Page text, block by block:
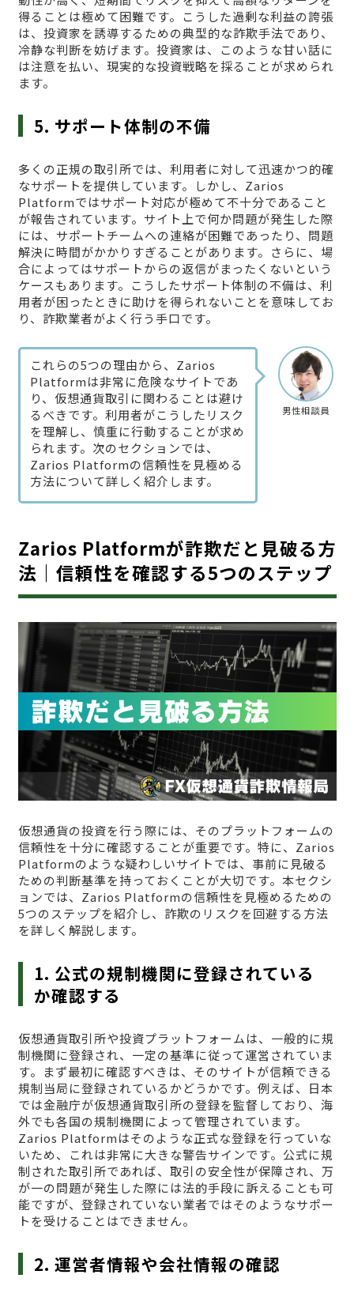
得ることは極めて困難です。こうした過剰な利益の誇張
は、投資家を誘導するための典型的な詐欺手法であり、
冷静な判断を妨げます。投資家は、このような甘い話に
は注意を払い、現実的な投資戦略を採ることが求められ
ます。
5. サポート体制の不備
多くの正規の取引所では、利用者に対して迅速かつ的確
なサポートを提供しています。しかし、Zarios
Platformではサポート対応が極めて不十分であること
が報告されています。サイト上で何か問題が発生した際
には、サポートチームへの連絡が困難であったり、問題
解決に時間がかかりすぎることがあります。さらに、場
合によってはサポートからの返信がまったくないという
ケースもあります。こうしたサポート体制の不備は、利
用者が困ったときに助けを得られないことを意味してお
り、詐欺業者がよく行う手口です。
男性相談員
これらの5つの理由から、Zarios
Platformは非常に危険なサイトであ
り、仮想通貨取引に関わることは避け
るべきです。利用者がこうしたリスク
を理解し、慎重に行動することが求め
られます。次のセクションでは、
Zarios Platformの信頼性を見極める
方法について詳しく紹介します。
Zarios Platformが詐欺だと見破る方
法｜信頼性を確認する5つのステップ
仮想通貨の投資を行う際には、そのプラットフォームの
信頼性を十分に確認することが重要です。特に、Zarios
Platformのような疑わしいサイトでは、事前に見破る
ための判断基準を持っておくことが大切です。本セクシ
ョンでは、Zarios Platformの信頼性を見極めるための
5つのステップを紹介し、詐欺のリスクを回避する方法
を詳しく解説します。
1. 公式の規制機関に登録されている
か確認する
仮想通貨取引所や投資プラットフォームは、一般的に規
制機関に登録され、一定の基準に従って運営されていま
す。まず最初に確認すべきは、そのサイトが信頼できる
規制当局に登録されているかどうかです。例えば、日本
では金融庁が仮想通貨取引所の登録を監督しており、海
外でも各国の規制機関によって管理されています。
Zarios Platformはそのような正式な登録を行っていな
いため、これは非常に大きな警告サインです。公式に規
制された取引所であれば、取引の安全性が保障され、万
が一の問題が発生した際には法的手段に訴えることも可
能ですが、登録されていない業者ではそのようなサポー
トを受けることはできません。
2. 運営者情報や会社情報の確認